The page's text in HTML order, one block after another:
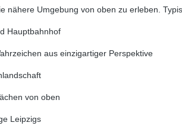
nähere Umgebung von oben zu erleben.
Hauptbahnhof
aus einzigartiger Perspektive
von oben
Leipzigs